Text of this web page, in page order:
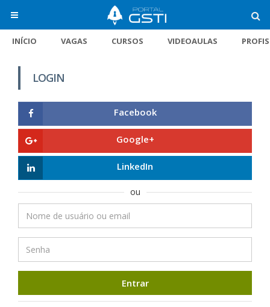
INÍCIO VAGAS CURSOS VIDEOAULAS
LOGIN
Facebook
Google+
LinkedIn
ou
Entrar